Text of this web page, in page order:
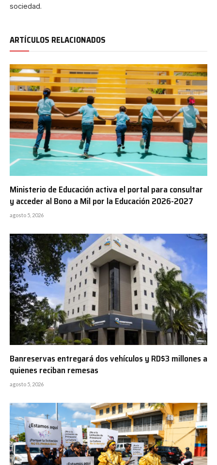
sociedad.
ARTÍCULOS RELACIONADOS
Ministerio de Educación activa el portal para consultar
y acceder al Bono a Mil por la Educación 2026-2027
agosto 5, 2026
Banreservas entregará dos vehículos y RD$3 millones a
quienes reciban remesas
agosto 5, 2026